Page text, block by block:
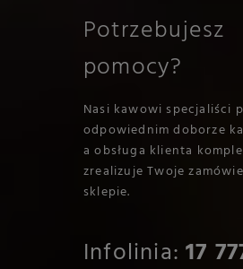
Potrzebujesz
pomocy?
Nasi kawowi specjaliści
odpowiednim doborze
a obsługa klienta
zrealizuje Twoje
sklepie.
Infolinia:17